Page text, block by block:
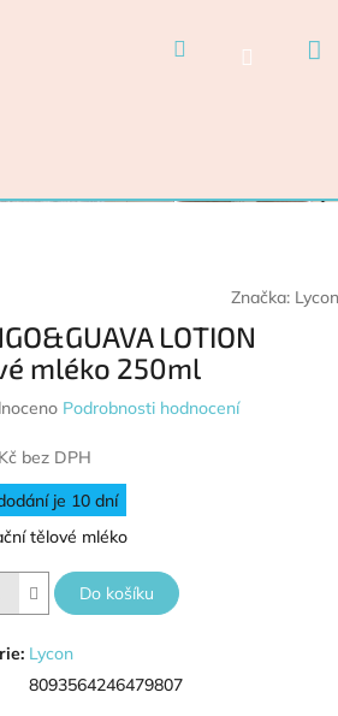
Hledat Přihlášení
Značka: Lycon
LOTION
mléko 250ml
hodnocení produktu je 0,0 z 5 hvězdiček.
Podrobnosti hodnocení
bez DPH
je 10 dní
tělové mléko
Do košíku
: Lycon
8093564246479807